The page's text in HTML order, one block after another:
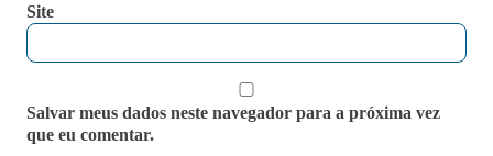
Site
Salvar meus dados neste navegador para a próxima vez
que eu comentar.